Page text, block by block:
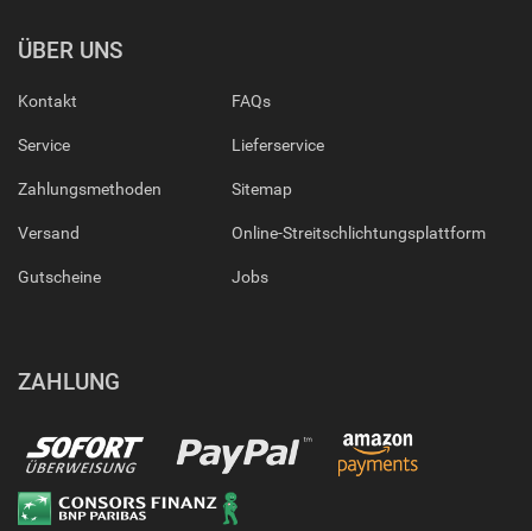
ÜBER UNS
Kontakt
Service
Zahlungsmethoden
Versand
Gutscheine
FAQs
Lieferservice
Sitemap
Online-Streitschlichtungsplattform
Jobs
ZAHLUNG